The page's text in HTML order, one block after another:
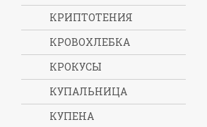
КРИПТОТЕНИЯ
КРОВОХЛЕБКА
КРОКУСЫ
КУПАЛЬНИЦА
КУПЕНА